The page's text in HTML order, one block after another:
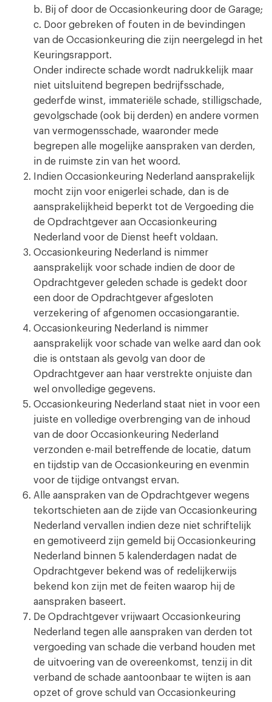
b. Bij of door de Occasionkeuring door de Garage;
c. Door gebreken of fouten in de bevindingen
van de Occasionkeuring die zijn neergelegd in het
Keuringsrapport.
Onder indirecte schade wordt nadrukkelijk maar
niet uitsluitend begrepen bedrijfsschade,
gederfde winst, immateriële schade, stilligschade,
gevolgschade (ook bij derden) en andere vormen
van vermogensschade, waaronder mede
begrepen alle mogelijke aanspraken van derden,
in de ruimste zin van het woord.
Indien Occasionkeuring Nederland aansprakelijk
mocht zijn voor enigerlei schade, dan is de
aansprakelijkheid beperkt tot de Vergoeding die
de Opdrachtgever aan Occasionkeuring
Nederland voor de Dienst heeft voldaan.
Occasionkeuring Nederland is nimmer
aansprakelijk voor schade indien de door de
Opdrachtgever geleden schade is gedekt door
een door de Opdrachtgever afgesloten
verzekering of afgenomen occasiongarantie.
Occasionkeuring Nederland is nimmer
aansprakelijk voor schade van welke aard dan ook
die is ontstaan als gevolg van door de
Opdrachtgever aan haar verstrekte onjuiste dan
wel onvolledige gegevens.
Occasionkeuring Nederland staat niet in voor een
juiste en volledige overbrenging van de inhoud
van de door Occasionkeuring Nederland
verzonden e-mail betreffende de locatie, datum
en tijdstip van de Occasionkeuring en evenmin
voor de tijdige ontvangst ervan.
Alle aanspraken van de Opdrachtgever wegens
tekortschieten aan de zijde van Occasionkeuring
Nederland vervallen indien deze niet schriftelijk
en gemotiveerd zijn gemeld bij Occasionkeuring
Nederland binnen 5 kalenderdagen nadat de
Opdrachtgever bekend was of redelijkerwijs
bekend kon zijn met de feiten waarop hij de
aanspraken baseert.
De Opdrachtgever vrijwaart Occasionkeuring
Nederland tegen alle aanspraken van derden tot
vergoeding van schade die verband houden met
de uitvoering van de overeenkomst, tenzij in dit
verband de schade aantoonbaar te wijten is aan
opzet of grove schuld van Occasionkeuring